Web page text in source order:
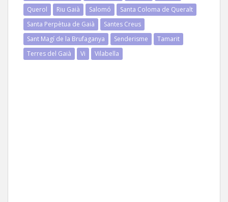
Querol
Riu Gaià Salomó
Santa Coloma de Queralt
Santa Perpètua de Gaià
Santes Creus
Sant Magí de la Brufaganya
Senderisme
Tamarit
Terres del Gaià
Vi Vilabella